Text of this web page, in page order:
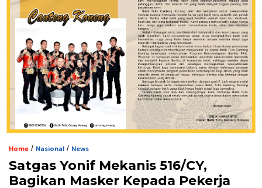
Home / Nasional / News
Satgas Yonif Mekanis 516/CY,
Bagikan Masker Kepada Pekerja